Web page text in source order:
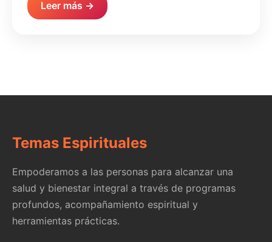
Leer más →
Temas Espirituales
Empoderamos a las personas para alcanzar una
salud y bienestar integral a través de programas
profundos, acompañamiento espiritual y
herramientas prácticas.